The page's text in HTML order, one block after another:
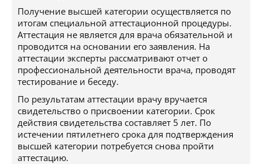
Получение высшей категории осуществляется по
итогам специальной аттестационной процедуры.
Аттестация не является для врача обязательной и
проводится на основании его заявления. На
аттестации эксперты рассматривают отчет о
профессиональной деятельности врача, проводят
тестирование и беседу.
По результатам аттестации врачу вручается
свидетельство о присвоении категории. Срок
действия свидетельства составляет 5 лет. По
истечении пятилетнего срока для подтверждения
высшей категории потребуется снова пройти
аттестацию.